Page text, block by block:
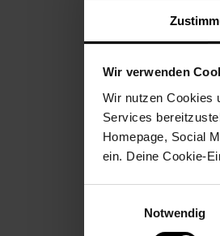
Wir verwenden
Wir nutzen Cookies
Services
Homepage, Social
ein. Deine Cookie-
Notwendig
2 patentierte
Düse verstellbar
3 Sprühmodi
Lange
Sprüher kann
Technische Daten